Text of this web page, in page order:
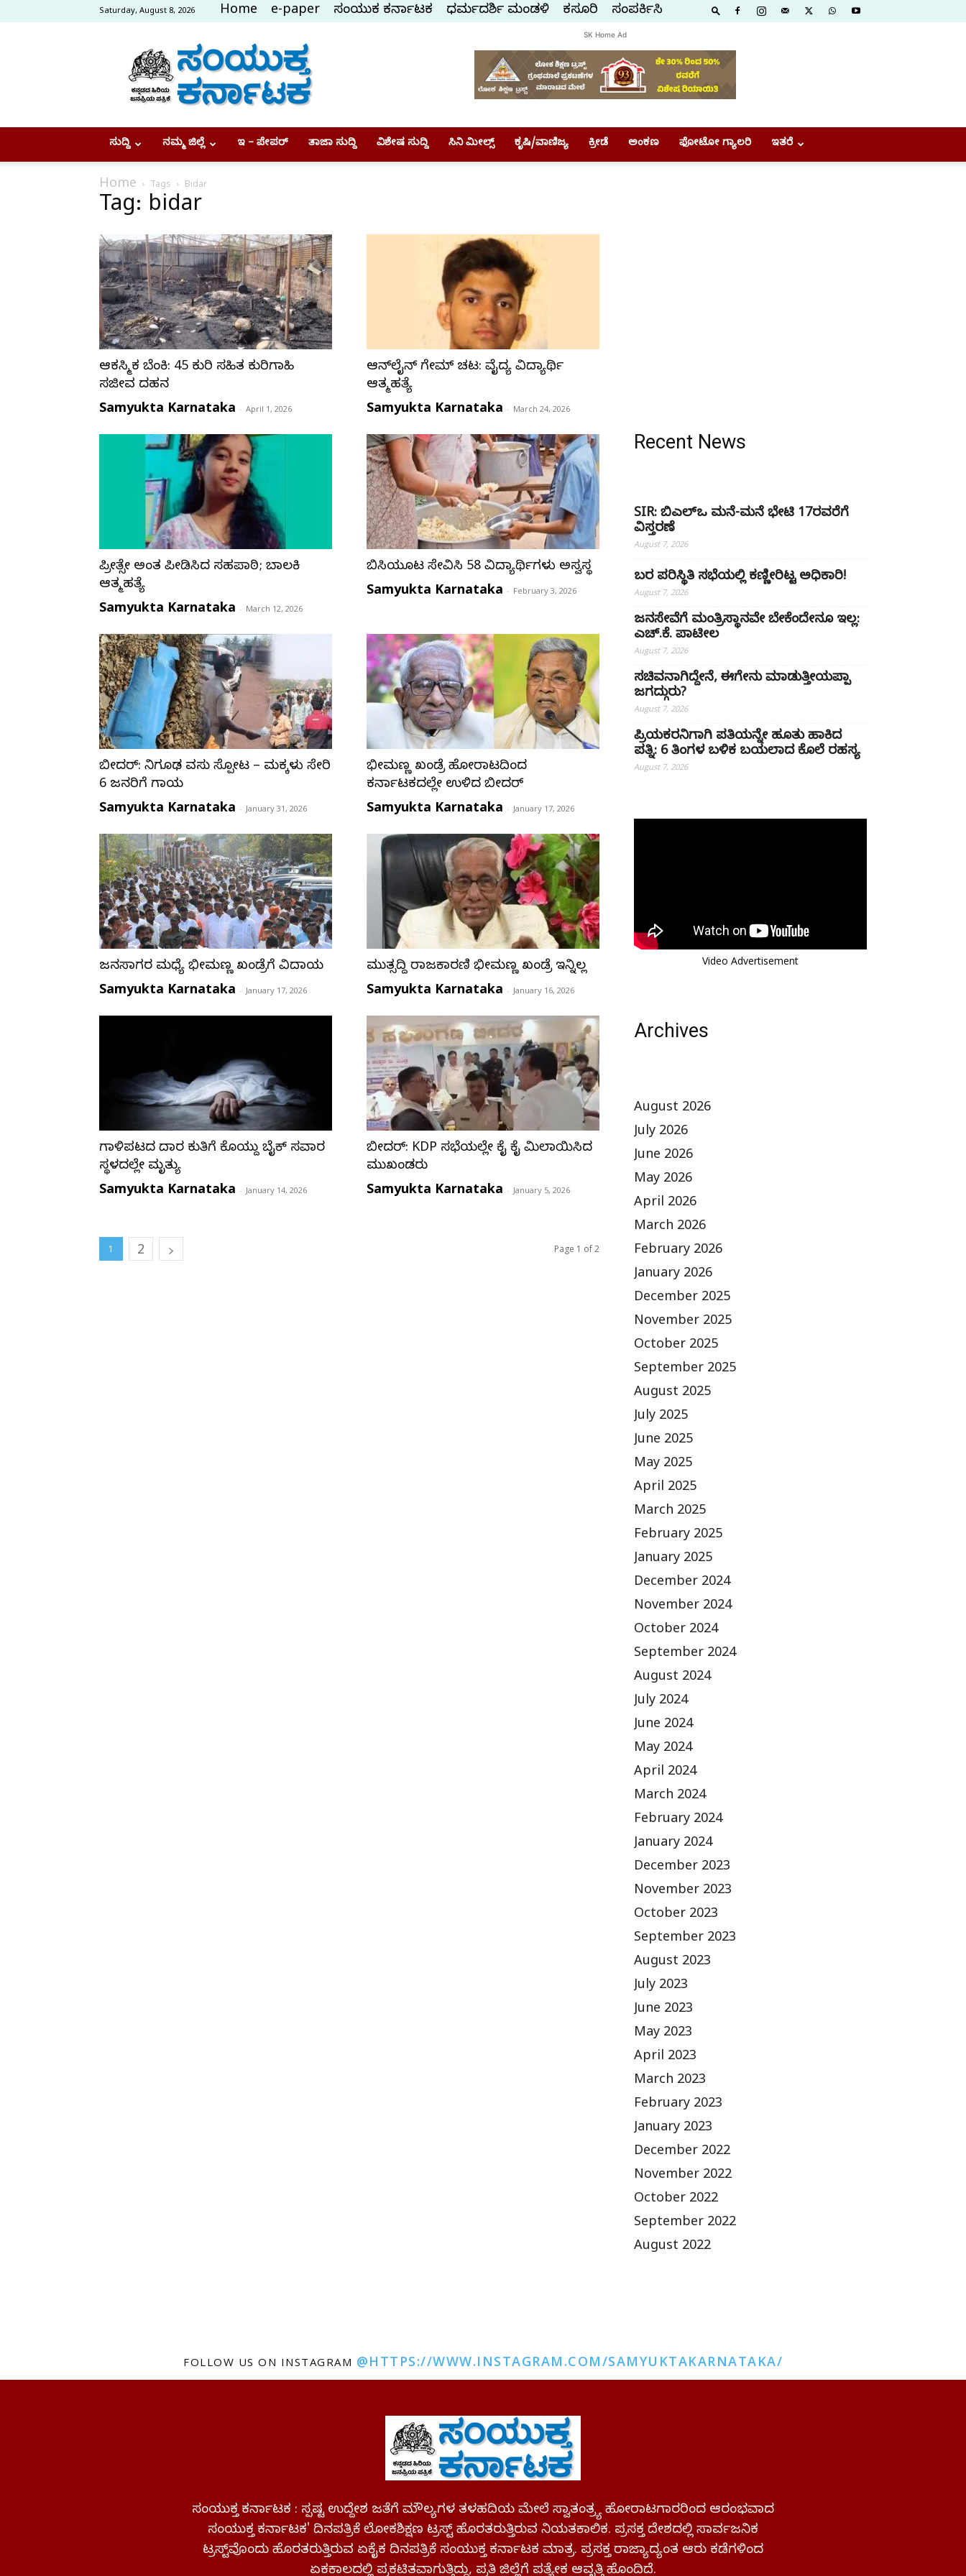
Saturday, August 8, 2026 Home e-paper ಸಂಯುಕ್ತ ಕರ್ನಾಟಕ ಧರ್ಮದರ್ಶಿ ಮಂಡಳಿ ಕಸ್ತೂರಿ ಸಂಪರ್ಕಿಸಿ
Samyukta
Karnataka
SK Home Ad
ಸುದ್ದಿ ನಮ್ಮ ಜಿಲ್ಲೆ ಇ – ಪೇಪರ್ ತಾಜಾ ಸುದ್ದಿ ವಿಶೇಷ ಸುದ್ದಿ ಸಿನಿ ಮೀಲ್ಸ್ ಕೃಷಿ/ವಾಣಿಜ್ಯ ಕ್ರೀಡೆ ಅಂಕಣ ಫೋಟೋ ಗ್ಯಾಲರಿ ಇತರೆ
Home Tags Bidar
Tag: bidar
ಆಕಸ್ಮಿಕ ಬೆಂಕಿ: 45 ಕುರಿ ಸಹಿತ ಕುರಿಗಾಹಿ
ಸಜೀವ ದಹನ
Samyukta Karnataka - April 1, 2026
ಆನ್‌ಲೈನ್ ಗೇಮ್ ಚಟ: ವೈದ್ಯ ವಿದ್ಯಾರ್ಥಿ
ಆತ್ಮಹತ್ಯೆ
Samyukta Karnataka - March 24, 2026
ಪ್ರೀತ್ಸೇ ಅಂತ ಪೀಡಿಸಿದ ಸಹಪಾಠಿ; ಬಾಲಕಿ
ಆತ್ಮಹತ್ಯೆ
Samyukta Karnataka - March 12, 2026
ಬಿಸಿಯೂಟ ಸೇವಿಸಿ 58 ವಿದ್ಯಾರ್ಥಿಗಳು ಅಸ್ವಸ್ಥ
Samyukta Karnataka - February 3, 2026
ಬೀದರ್‌: ನಿಗೂಢ ವಸ್ತು ಸ್ಪೋಟ – ಮಕ್ಕಳು ಸೇರಿ
6 ಜನರಿಗೆ ಗಾಯ
Samyukta Karnataka - January 31, 2026
ಭೀಮಣ್ಣ‌ ಖಂಡ್ರೆ ಹೋರಾಟದಿಂದ
ಕರ್ನಾಟಕದಲ್ಲೇ ಉಳಿದ ಬೀದರ್
Samyukta Karnataka - January 17, 2026
ಜನಸಾಗರ ಮಧ್ಯೆ ಭೀಮಣ್ಣ ಖಂಡ್ರೆಗೆ ವಿದಾಯ
Samyukta Karnataka - January 17, 2026
ಮುತ್ಸದ್ದಿ ರಾಜಕಾರಣಿ ಭೀಮಣ್ಣ ಖಂಡ್ರೆ ಇನ್ನಿಲ್ಲ
Samyukta Karnataka - January 16, 2026
ಗಾಳಿಪಟದ ದಾರ ಕುತ್ತಿಗೆ ಕೊಯ್ದು ಬೈಕ್ ಸವಾರ
ಸ್ಥಳದಲ್ಲೇ ಮೃತ್ಯು
Samyukta Karnataka - January 14, 2026
ಬೀದರ್‌: KDP ಸಭೆಯಲ್ಲೇ ಕೈ ಕೈ ಮಿಲಾಯಿಸಿದ
ಮುಖಂಡರು
Samyukta Karnataka - January 5, 2026
1 2 Page 1 of 2
Recent News
SIR: ಬಿಎಲ್ಒ ಮನೆ-ಮನೆ ಭೇಟಿ 17ರವರೆಗೆ
ವಿಸ್ತರಣೆ
August 7, 2026
ಬರ ಪರಿಸ್ಥಿತಿ ಸಭೆಯಲ್ಲಿ ಕಣ್ಣೀರಿಟ್ಟ ಅಧಿಕಾರಿ!
August 7, 2026
ಜನಸೇವೆಗೆ ಮಂತ್ರಿಸ್ಥಾನವೇ ಬೇಕೆಂದೇನೂ ಇಲ್ಲ:
ಎಚ್‌.ಕೆ. ಪಾಟೀಲ
August 7, 2026
ಸಚಿವನಾಗಿದ್ದೇನೆ, ಈಗೇನು ಮಾಡುತ್ತೀಯಪ್ಪಾ
ಜಗದ್ಗುರು?
August 7, 2026
ಪ್ರಿಯಕರನಿಗಾಗಿ ಪತಿಯನ್ನೇ ಹೂತು ಹಾಕಿದ
ಪತ್ನಿ: 6 ತಿಂಗಳ ಬಳಿಕ ಬಯಲಾದ ಕೊಲೆ ರಹಸ್ಯ
August 7, 2026
Video Advertisement
Archives
August 2026
July 2026
June 2026
May 2026
April 2026
March 2026
February 2026
January 2026
December 2025
November 2025
October 2025
September 2025
August 2025
July 2025
June 2025
May 2025
April 2025
March 2025
February 2025
January 2025
December 2024
November 2024
October 2024
September 2024
August 2024
July 2024
June 2024
May 2024
April 2024
March 2024
February 2024
January 2024
December 2023
November 2023
October 2023
September 2023
August 2023
July 2023
June 2023
May 2023
April 2023
March 2023
February 2023
January 2023
December 2022
November 2022
October 2022
September 2022
August 2022
FOLLOW US ON INSTAGRAM @HTTPS://WWW.INSTAGRAM.COM/SAMYUKTAKARNATAKA/
ಸಂಯುಕ್ತ ಕರ್ನಾಟಕ : ಸ್ಪಷ್ಟ ಉದ್ದೇಶ ಜತೆಗೆ ಮೌಲ್ಯಗಳ ತಳಹದಿಯ ಮೇಲೆ ಸ್ವಾತಂತ್ರ್ಯ ಹೋರಾಟಗಾರರಿಂದ ಆರಂಭವಾದ
ಸಂಯುಕ್ತ ಕರ್ನಾಟಕ' ದಿನಪತ್ರಿಕೆ ಲೋಕಶಿಕ್ಷಣ ಟ್ರಸ್ಟ್ ಹೊರತರುತ್ತಿರುವ ನಿಯತಕಾಲಿಕ. ಪ್ರಸಕ್ತ ದೇಶದಲ್ಲಿ ಸಾರ್ವಜನಿಕ
ಟ್ರಸ್ಟ್‌ವೊಂದು ಹೊರತರುತ್ತಿರುವ ಏಕೈಕ ದಿನಪತ್ರಿಕೆ ಸಂಯುಕ್ತ ಕರ್ನಾಟಕ ಮಾತ್ರ. ಪ್ರಸಕ್ತ ರಾಜ್ಯಾದ್ಯಂತ ಆರು ಕಡೆಗಳಿಂದ
ಏಕಕಾಲದಲ್ಲಿ ಪ್ರಕಟಿತವಾಗುತ್ತಿದ್ದು, ಪ್ರತಿ ಜಿಲ್ಲೆಗೆ ಪತ್ಯೇಕ ಆವೃತ್ತಿ ಹೊಂದಿದೆ.